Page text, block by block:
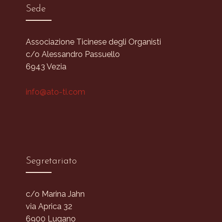
Sede
Associazione Ticinese degli Organisti
c/o Alessandro Passuello
6943 Vezia
info@ato-ti.com
Segretariato
c/o Marina Jahn
via Aprica 32
6900 Lugano